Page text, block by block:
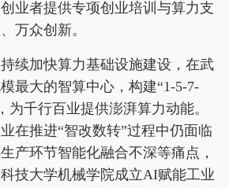
业者提供专项创业培训与算力支
万众创新。
续加快算力基础设施建设，在武
最大的智算中心，构建“1-5-7-
为千行百业提供澎湃算力动能。
在推进“智改数转”过程中仍面临
产环节智能化融合不深等痛点，
技大学机械学院成立AI赋能工业